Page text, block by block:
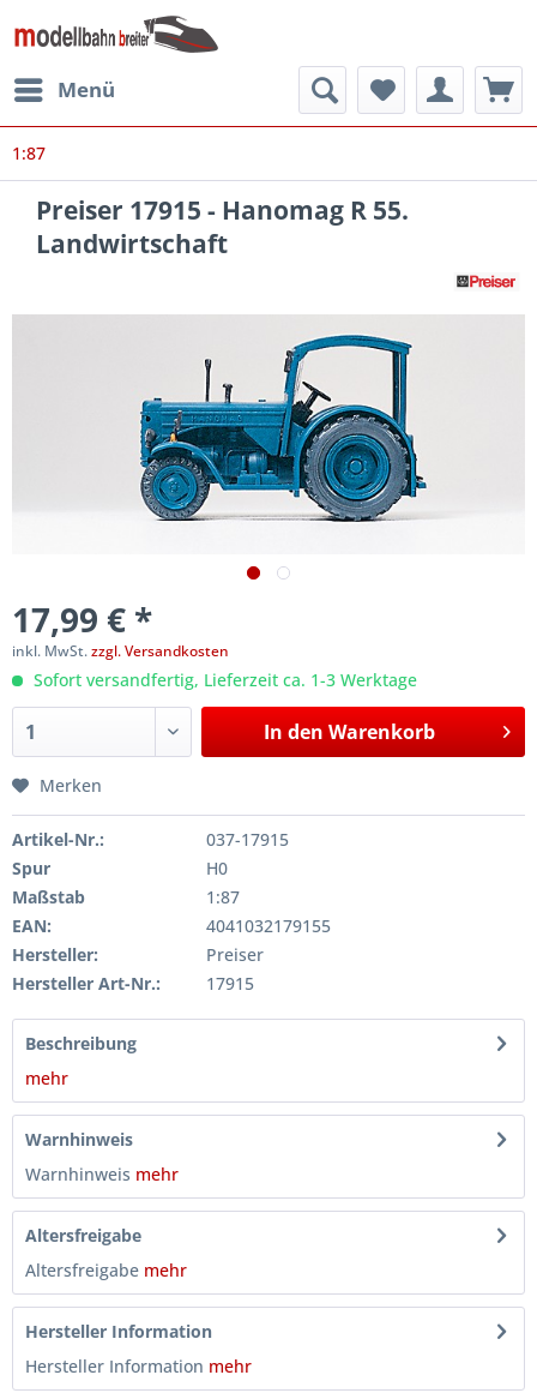
Menü
1:87
Preiser 17915 - Hanomag R 55.
Landwirtschaft
17,99 € *
inkl. MwSt.zzgl. Versandkosten
Sofort versandfertig, Lieferzeit ca. 1-3 Werktage
In den Warenkorb
Merken
Artikel-Nr.:
037-17915
Spur
H0
Maßstab
1:87
EAN:
4041032179155
Hersteller:
Preiser
Hersteller Art-Nr.:
17915
Beschreibung
mehr
Warnhinweis
Warnhinweis mehr
Altersfreigabe
Altersfreigabe mehr
Hersteller Information
Hersteller Information mehr